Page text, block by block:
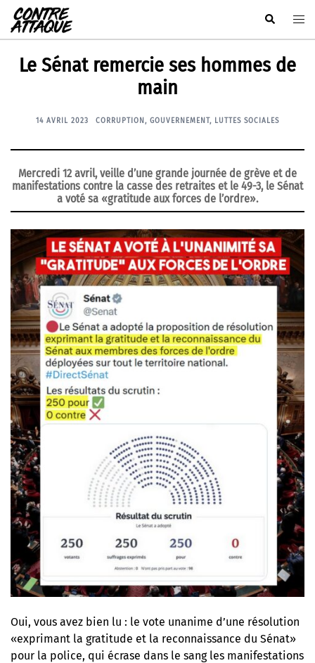
Aller
au
contenu
Rechercher
Le Sénat remercie ses hommes de
main
14 AVRIL 2023 CORRUPTION , GOUVERNEMENT, LUTTES SOCIALES
Mercredi 12 avril, veille d’une grande journée de grève et de
manifestations contre la casse des retraites et le 49-3, le Sénat
a voté sa «gratitude aux forces de l’ordre».
Oui, vous avez bien lu : le vote unanime d’une résolution
«exprimant la gratitude et la reconnaissance du Sénat»
pour la police, qui écrase dans le sang les manifestations